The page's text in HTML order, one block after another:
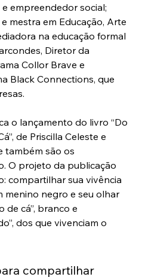
empreendedor social;
mestra em Educação, Arte
na educação formal
Diretor da
Collor Brave e
Black Connections, que
o lançamento do livro “Do
de Priscilla Celeste e
também são os
O projeto da publicação
compartilhar sua vivência
menino negro e seu olhar
de cá”, branco e
dos que vivenciam o
compartilhar